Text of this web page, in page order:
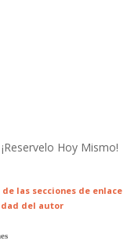
¡Reservelo Hoy Mismo!
las secciones de enlace
del autor